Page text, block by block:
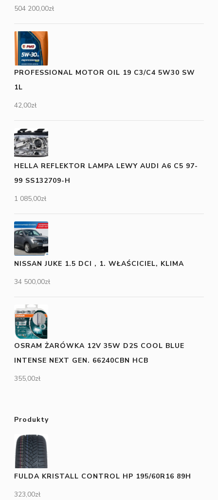
504 200,00zł
PROFESSIONAL MOTOR OIL 19 C3/C4 5W30 SW
1L
42,00zł
HELLA REFLEKTOR LAMPA LEWY AUDI A6 C5 97-
99 SS132709-H
1 085,00zł
NISSAN JUKE 1.5 DCI , 1. WŁAŚCICIEL, KLIMA
34 500,00zł
OSRAM ŻARÓWKA 12V 35W D2S COOL BLUE
INTENSE NEXT GEN. 66240CBN HCB
355,00zł
Produkty
FULDA KRISTALL CONTROL HP 195/60R16 89H
323,00zł